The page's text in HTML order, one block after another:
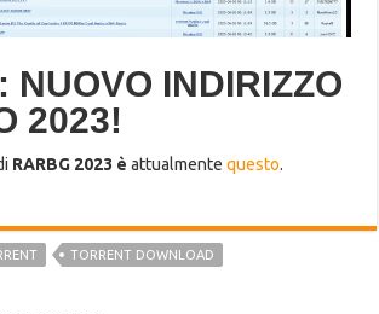
NUOVO INDIRIZZO
2023!
RARBG 2023 èattualmentequesto.
TORRENT DOWNLOAD